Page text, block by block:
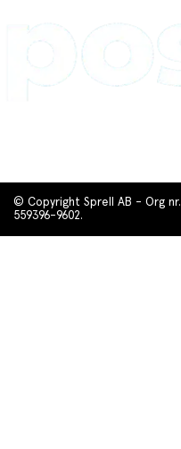
© Copyright Sprell AB - Org nr.
559396-9602.